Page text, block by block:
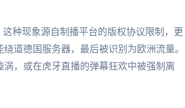
种现象源自制播平台的版权协议限制，更
道德国服务器，最后被识别为欧洲流量。
，或在虎牙直播的弹幕狂欢中被强制离